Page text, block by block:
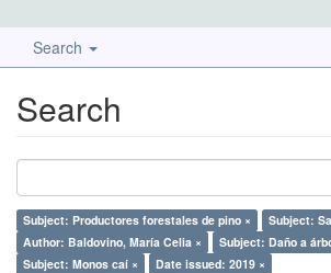
Search
Search
Subject: Productores forestales de pino ×
Subject:
Author: Baldovino, María Celia ×
Subject: Daño a
Subject: Monos caí ×
Date issued: 2019 ×